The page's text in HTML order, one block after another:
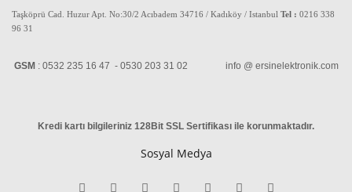
Taşköprü Cad. Huzur Apt. No:30/2 Acıbadem 34716 / Kadıköy / Istanbul Tel : 0216 338
96 31
GSM : 0532 235 16 47 - 0530 203 31 02 info @ ersinelektronik.com
Kredi kartı bilgileriniz 128Bit SSL Sertifikası ile korunmaktadır.
Sosyal Medya